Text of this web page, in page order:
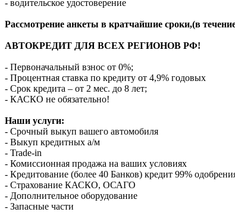
- водительское удостоверение
Рассмотрение анкеты в кратчайшие сроки,(в
АВТОКРЕДИТ ДЛЯ ВСЕХ РЕГИОНОВ РФ!
- Первоначальный взнос от 0%;
- Процентная ставка по кредиту от 4,9% годовых
- Срок кредита – от 2 мес. до 8 лет;
- КАСКО не обязательно!
Наши услуги:
- Срочный выкуп вашего автомобиля
- Выкуп кредитных а/м
- Trade-in
- Комиссионная продажа на ваших условиях
- Кредитование (более 40 Банков) кредит 99%
- Страхование КАСКО, ОСАГО
- Дополнительное оборудование
- Запасные части